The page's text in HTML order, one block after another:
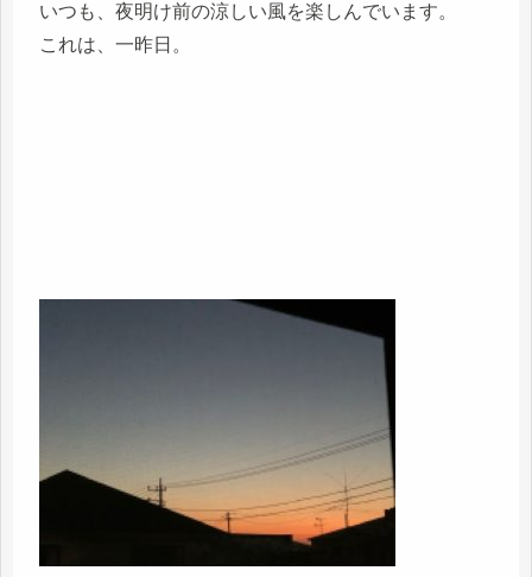
いつも、夜明け前の涼しい風を楽しんでいます。
これは、一昨日。